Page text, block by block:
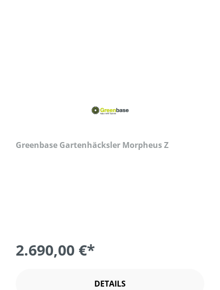
Greenbase Gartenhäcksler Morpheus Z
2.690,00 €*
DETAILS